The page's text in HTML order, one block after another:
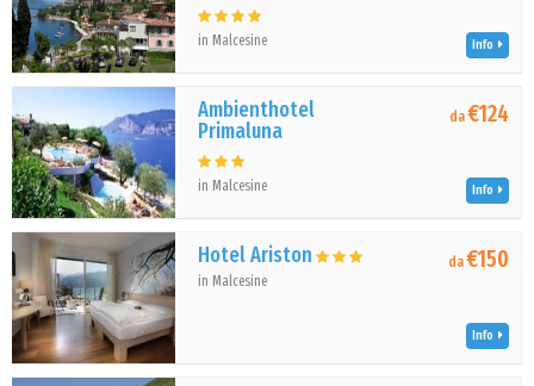
in Malcesine Info
Ambienthotel
Primaluna
in Malcesine
da€124
Info
Hotel Ariston
in Malcesine
da€150
Info